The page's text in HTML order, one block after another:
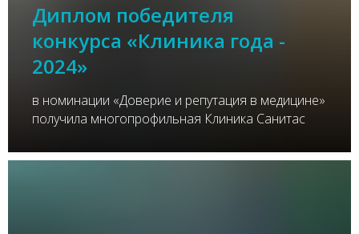
Диплом победителя
конкурса «Клиника года -
2024»
в номинации «Доверие и репутация в медицине»
получила многопрофильная Клиника Санитас